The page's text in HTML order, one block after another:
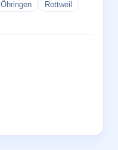
Öhringen
Rottweil